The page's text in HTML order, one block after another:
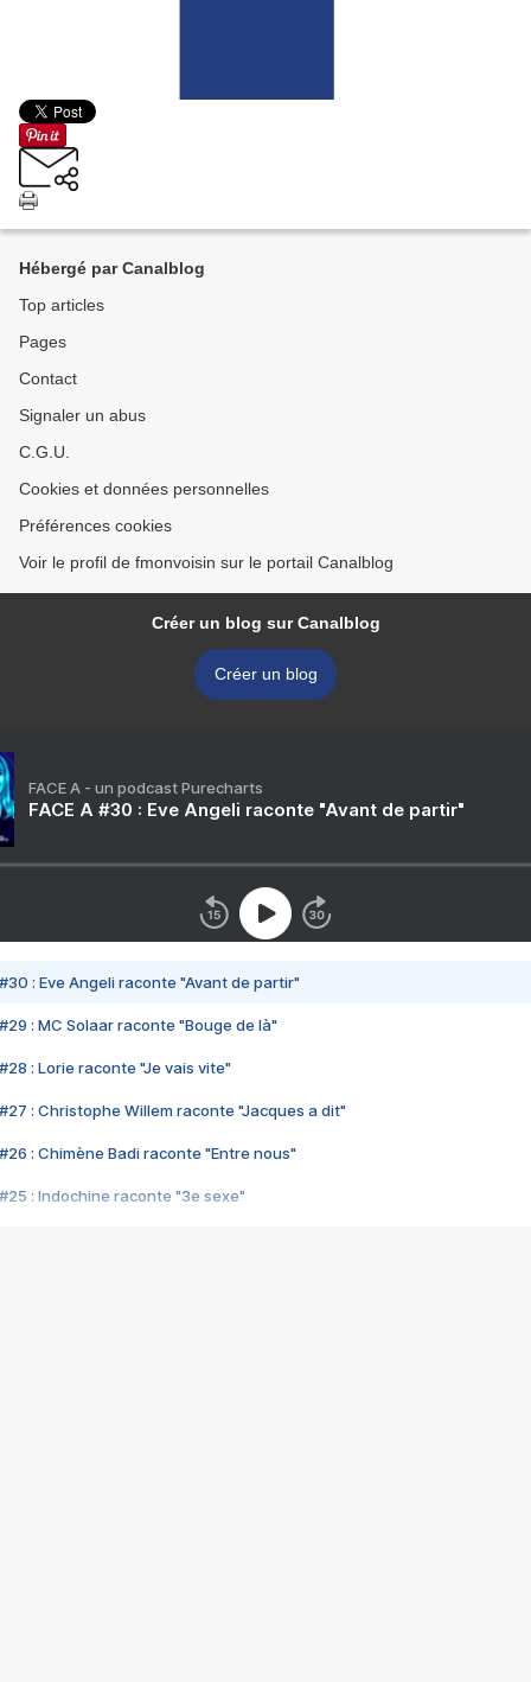
Hébergé par Canalblog
Top articles
Pages
Contact
Signaler un abus
C.G.U.
Cookies et données personnelles
Préférences cookies
Voir le profil de fmonvoisin sur le portail Canalblog
Créer un blog sur Canalblog
Créer un blog
FACE A - un podcast Purecharts
FACE A #30 : Eve Angeli raconte "Avant de partir"
#30 : Eve Angeli raconte "Avant de partir"
#29 : MC Solaar raconte "Bouge de là"
#28 : Lorie raconte "Je vais vite"
#27 : Christophe Willem raconte "Jacques a dit"
#26 : Chimène Badi raconte "Entre nous"
#25 : Indochine raconte "3e sexe"